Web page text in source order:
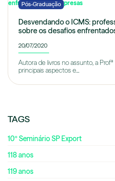
Pós-Graduação
Desvendando o ICMS:
sobre os desafios
20/07/2020
Autora de livros no assunto, a
principais aspectos e...
TAGS
10º Seminário SP Export
118 anos
119 anos